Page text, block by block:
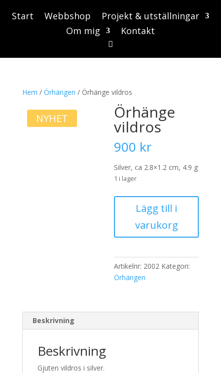
Start Webbshop
Projekt & utställningar
Om mig
Kontakt
Hem / Örhängen / Örhänge vildros
NYHET Örhänge
vildros
900 kr
Silver, ca 2.8×1.2 cm, 4.9 g
1 i lager
mängd
Lägg till i
varukorg
Artikelnr: 2002 Kategori:
Örhängen
Beskrivning
Beskrivning
Gjuten vildros i silver.